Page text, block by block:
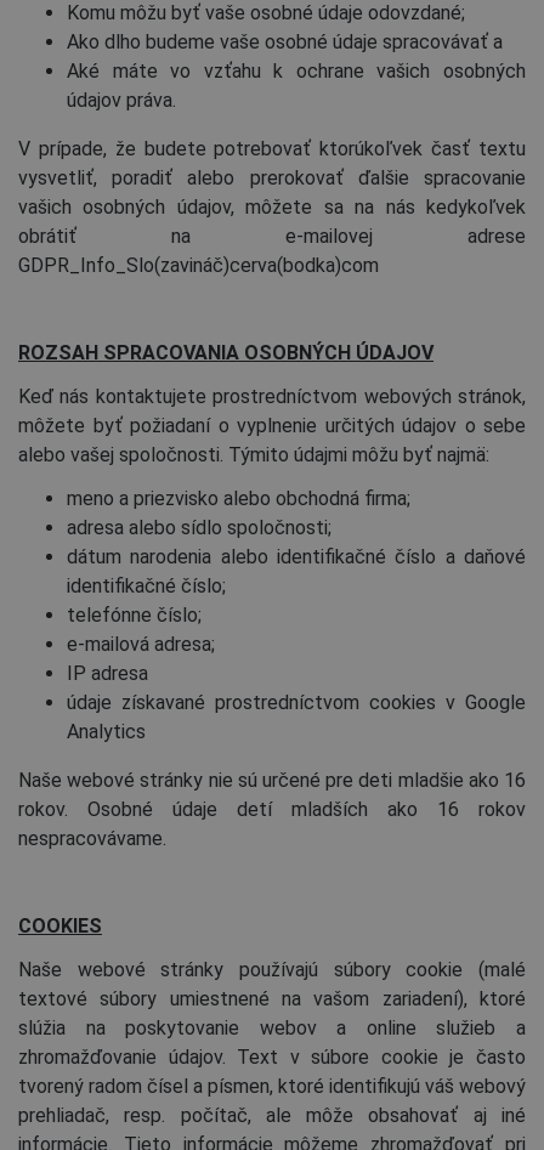
Komu môžu byť vaše osobné údaje odovzdané;
Ako dlho budeme vaše osobné údaje spracovávať a
Aké máte vo vzťahu k ochrane vašich osobných
údajov práva.
V prípade, že budete potrebovať ktorúkoľvek časť textu
vysvetliť, poradiť alebo prerokovať ďalšie spracovanie
vašich osobných údajov, môžete sa na nás kedykoľvek
obrátiť na e-mailovej adrese
GDPR_Info_Slo(zavináč)cerva(bodka)com
ROZSAH SPRACOVANIA OSOBNÝCH ÚDAJOV
Keď nás kontaktujete prostredníctvom webových stránok,
môžete byť požiadaní o vyplnenie určitých údajov o sebe
alebo vašej spoločnosti. Týmito údajmi môžu byť najmä:
meno a priezvisko alebo obchodná firma;
adresa alebo sídlo spoločnosti;
dátum narodenia alebo identifikačné číslo a daňové
identifikačné číslo;
telefónne číslo;
e-mailová adresa;
IP adresa
údaje získavané prostredníctvom cookies v Google
Analytics
Naše webové stránky nie sú určené pre deti mladšie ako 16
rokov. Osobné údaje detí mladších ako 16 rokov
nespracovávame.
COOKIES
Naše webové stránky používajú súbory cookie (malé
textové súbory umiestnené na vašom zariadení), ktoré
slúžia na poskytovanie webov a online služieb a
zhromažďovanie údajov. Text v súbore cookie je často
tvorený radom čísel a písmen, ktoré identifikujú váš webový
prehliadač, resp. počítač, ale môže obsahovať aj iné
informácie. Tieto informácie môžeme zhromažďovať pri